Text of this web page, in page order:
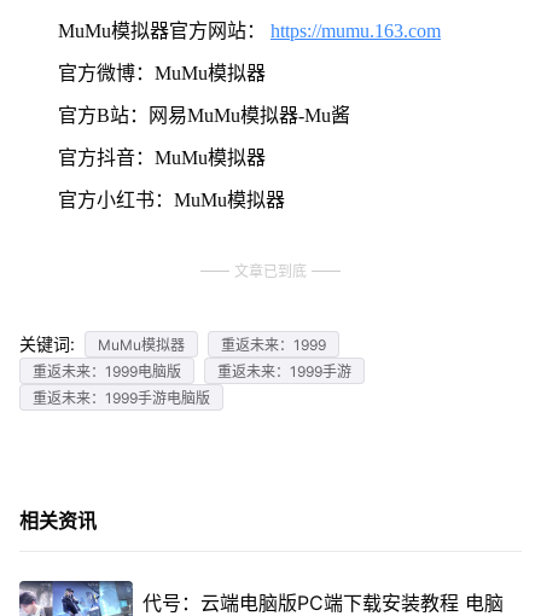
MuMu模拟器官方网站： https://mumu.163.com
官方微博：MuMu模拟器
官方B站：网易MuMu模拟器-Mu酱
官方抖音：MuMu模拟器
官方小红书：MuMu模拟器
文章已到底
关键词: MuMu模拟器
重返未来：1999
重返未来：1999电脑版
重返未来：1999手游
重返未来：1999手游电脑版
相关资讯
代号：云端电脑版PC端下载安装教程 电脑